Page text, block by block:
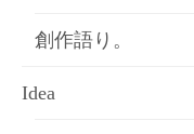
創作語り。
Idea